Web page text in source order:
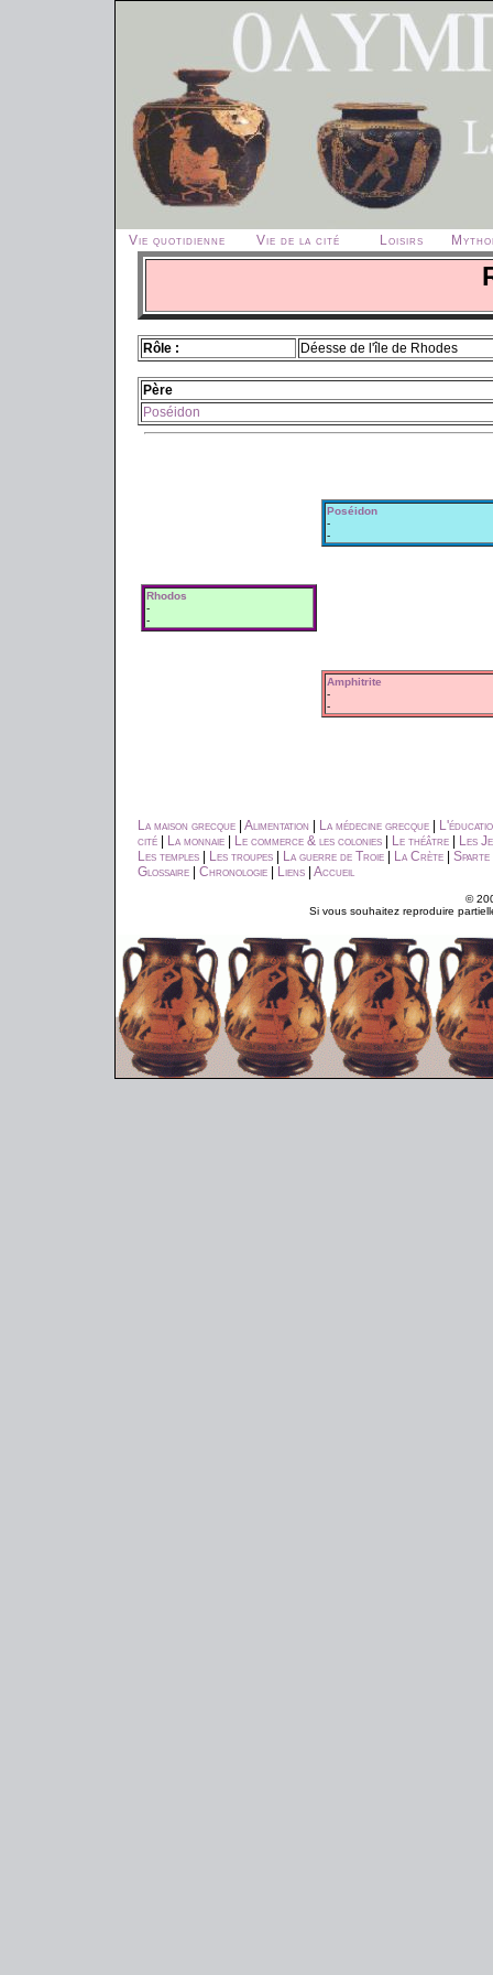
Vie quotidienne Vie de la cité Loisirs
Rôle : Déesse de l'île de Rhodes
Père
Poséidon
Rhodos
-
-
Poséidon
-
-
Amphitrite
-
-
La maison grecque Alimentation La médecine grecque
cité
La monnaie Le commerce & les colonies Le théâtre
Les
Les temples
Les troupes La guerre de Troie La Crète Sparte
Glossaire
Chronologie Liens Accueil
©
Si vous souhaitez reproduire